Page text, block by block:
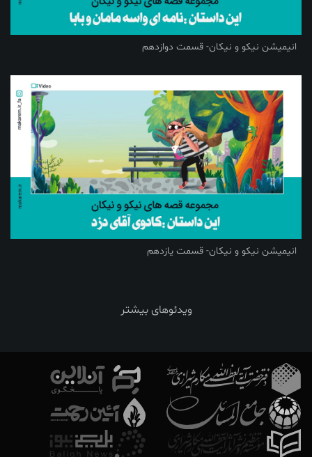
انیمیشن نیکو و نیکان- قسمت دوازدهم
انیمیشن نیکو و نیکان- قسمت یازدهم
ویدئوهای بیشتر